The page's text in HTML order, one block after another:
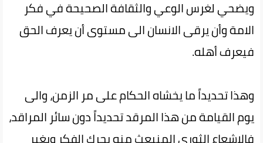
ويضحي لغرس الوعي والثقافة الصحيحة في فكر
الامة وأن يرقى الانسان الى مستوى أن يعرف الحق
فيعرف أهله.
وهذا تحديداً ما يخشاه الحكام على مر الزمن، والى
يوم القيامة من هذا المرقد تحديداً دون سائر المراقد،
فالاشعاع الثوري المنبعث منه يحرك الفكر ويغير